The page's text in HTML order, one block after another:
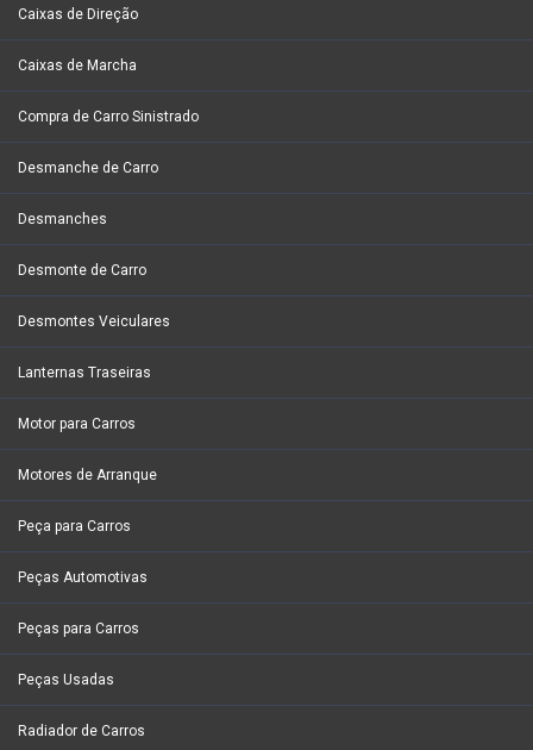
Caixas de Direção
Caixas de Marcha
Compra de Carro Sinistrado
Desmanche de Carro
Desmanches
Desmonte de Carro
Desmontes Veiculares
Lanternas Traseiras
Motor para Carros
Motores de Arranque
Peça para Carros
Peças Automotivas
Peças para Carros
Peças Usadas
Radiador de Carros